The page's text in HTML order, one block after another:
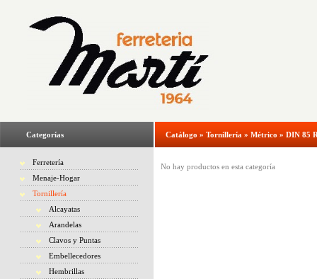
Categorías
Ferretería
Menaje-Hogar
Tornillería
Alcayatas
Arandelas
Clavos y Puntas
Embellecedores
Hembrillas
Catálogo » Tornillería » Métrico » DIN 85
No hay productos en esta categoría